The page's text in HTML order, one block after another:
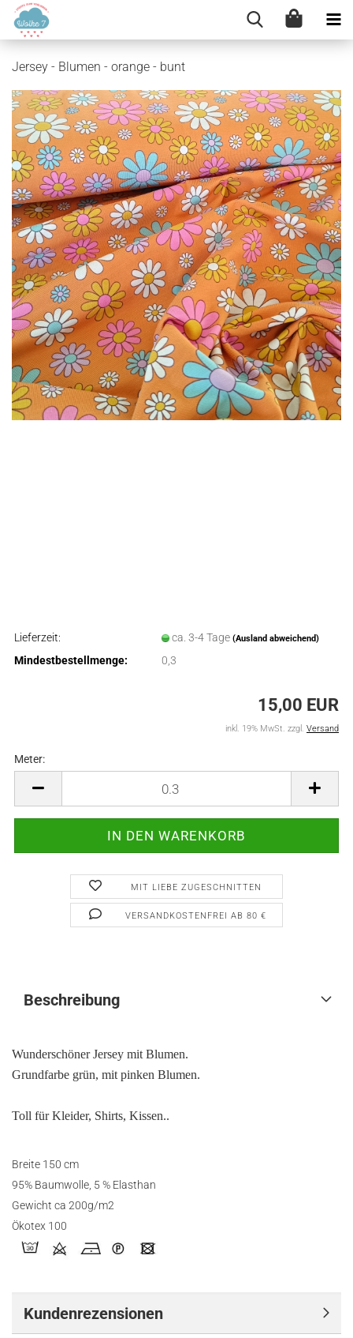
Jersey - Blumen - orange - bunt
Lieferzeit: ca. 3-4 Tage (Ausland abweichend)
Mindestbestellmenge: 0,3
15,00 EUR
inkl. 19% MwSt. zzgl. Versand
Meter:
MIT LIEBE ZUGESCHNITTEN
VERSANDKOSTENFREI AB 80 €
Beschreibung
Wunderschöner Jersey mit Blumen.
Grundfarbe grün, mit pinken Blumen.
Toll für Kleider, Shirts, Kissen..
Breite 150 cm
95% Baumwolle, 5 % Elasthan
Gewicht ca 200g/m2
Ökotex 100
Kundenrezensionen